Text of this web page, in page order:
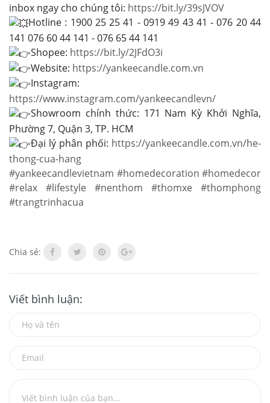
inbox ngay cho chúng tôi: https://bit.ly/39sJVOV
Hotline : 1900 25 25 41 - 0919 49 43 41 - 076 20 44
141 076 60 44 141 - 076 65 44 141
Shopee: https://bit.ly/2JFdO3i
Website: https://yankeecandle.com.vn
Instagram:
https://www.instagram.com/yankeecandlevn/
Showroom chính thức: 171 Nam Kỳ Khởi Nghĩa,
Phường 7, Quận 3, TP. HCM
Đại lý phân phối: https://yankeecandle.com.vn/he-
thong-cua-hang
#yankeecandlevietnam #homedecoration #homedecor
#relax
#lifestyle #nenthom #thomxe
#thomphong
#trangtrinhacua
Chia sẻ:
Viết bình luận: